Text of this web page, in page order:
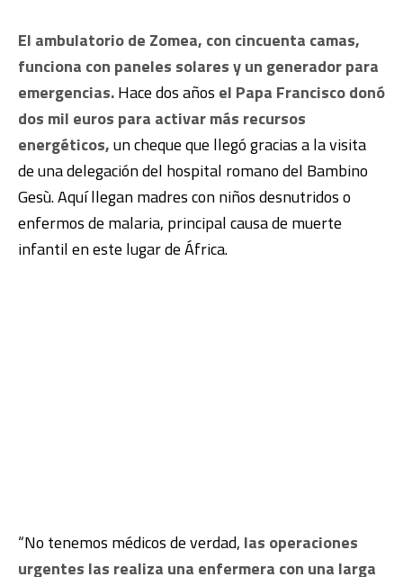
El ambulatorio de Zomea, con cincuenta camas,
funciona con paneles solares y un generador para
emergencias.Hace dos años el Papa Francisco donó
dos mil euros para activar más recursos
energéticos,un cheque que llegó gracias a la visita
de una delegación del hospital romano del Bambino
Gesù. Aquí llegan madres con niños desnutridos o
enfermos de malaria, principal causa de muerte
infantil en este lugar de África.
“No tenemos médicos de verdad, las operaciones
urgentes las realiza una enfermera con una larga